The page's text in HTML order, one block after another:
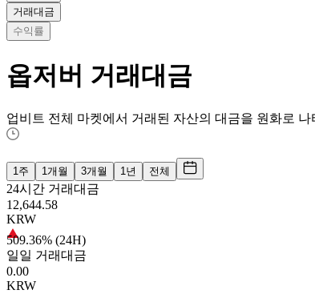
거래대금
수익률
옵저버 거래대금
업비트 전체 마켓에서 거래된 자산의 대금을 원화로
1주 1개월 3개월 1년 전체
24시간 거래대금
12,644.58
KRW
509.36% (24H)
일일 거래대금
0.00
KRW